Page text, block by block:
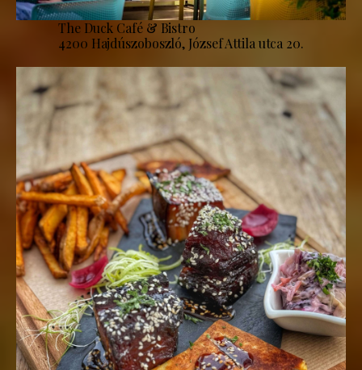
The Duck Café & Bistro
4200 Hajdúszoboszló, József Attila utca 20.